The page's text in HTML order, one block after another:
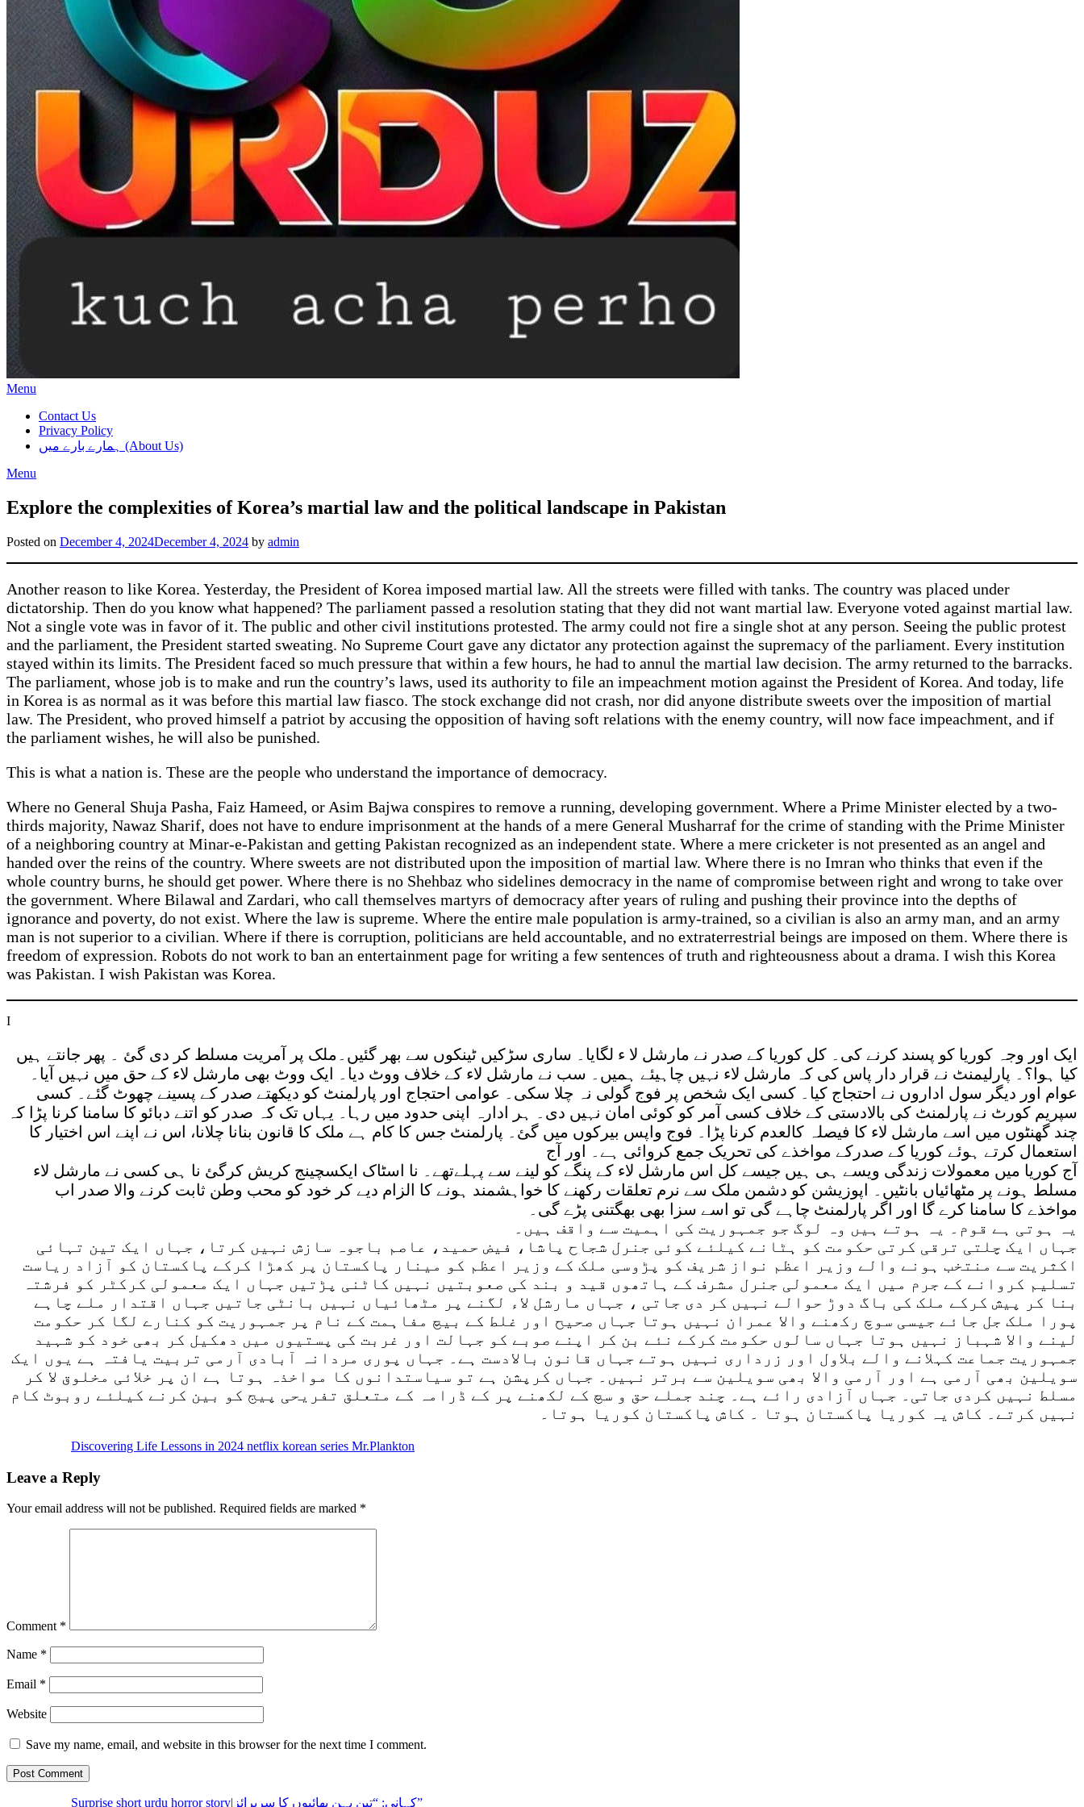
Menu
Contact Us
Privacy Policy
ہمارے بارے میں (About Us)
Menu
Explore the complexities of Korea’s martial law and the political landscape in Pakistan
Posted on December 4, 2024December 4, 2024 by admin
Another reason to like Korea. Yesterday, the President of Korea imposed martial law. All the streets were filled with tanks. The country was placed under
dictatorship. Then do you know what happened? The parliament passed a resolution stating that they did not want martial law. Everyone voted against martial law.
Not a single vote was in favor of it. The public and other civil institutions protested. The army could not fire a single shot at any person. Seeing the public protest
and the parliament, the President started sweating. No Supreme Court gave any dictator any protection against the supremacy of the parliament. Every institution
stayed within its limits. The President faced so much pressure that within a few hours, he had to annul the martial law decision. The army returned to the barracks.
The parliament, whose job is to make and run the country’s laws, used its authority to file an impeachment motion against the President of Korea. And today, life
in Korea is as normal as it was before this martial law fiasco. The stock exchange did not crash, nor did anyone distribute sweets over the imposition of martial
law. The President, who proved himself a patriot by accusing the opposition of having soft relations with the enemy country, will now face impeachment, and if
the parliament wishes, he will also be punished.
This is what a nation is. These are the people who understand the importance of democracy.
Where no General Shuja Pasha, Faiz Hameed, or Asim Bajwa conspires to remove a running, developing government. Where a Prime Minister elected by a two-
thirds majority, Nawaz Sharif, does not have to endure imprisonment at the hands of a mere General Musharraf for the crime of standing with the Prime Minister
of a neighboring country at Minar-e-Pakistan and getting Pakistan recognized as an independent state. Where a mere cricketer is not presented as an angel and
handed over the reins of the country. Where sweets are not distributed upon the imposition of martial law. Where there is no Imran who thinks that even if the
whole country burns, he should get power. Where there is no Shehbaz who sidelines democracy in the name of compromise between right and wrong to take over
the government. Where Bilawal and Zardari, who call themselves martyrs of democracy after years of ruling and pushing their province into the depths of
ignorance and poverty, do not exist. Where the law is supreme. Where the entire male population is army-trained, so a civilian is also an army man, and an army
man is not superior to a civilian. Where if there is corruption, politicians are held accountable, and no extraterrestrial beings are imposed on them. Where there is
freedom of expression. Robots do not work to ban an entertainment page for writing a few sentences of truth and righteousness about a drama. I wish this Korea
was Pakistan. I wish Pakistan was Korea.
I
ایک اور وجہ کوریا کو پسند کرنے کی۔ کل کوریا کے صدر نے مارشل لا ء لگایا۔ ساری سڑکیں ٹینکوں سے بھر گئیں۔ملک پر آمریت مسلط کر دی گئ ۔ پھر جانتے ہیں
کیا ہوا؟۔ پارلیمنٹ نے قرار دار پاس کی کہ مارشل لاء نہیں چاہیئے ہمیں۔ سب نے مارشل لاء کے خلاف ووٹ دیا۔ ایک ووٹ بھی مارشل لاء کے حق میں نہیں آیا۔
عوام اور دیگر سول اداروں نے احتجاج کیا۔ کسی ایک شخص پر فوج گولی نہ چلا سکی۔ عوامی احتجاج اور پارلمنٹ کو دیکھتے صدر کے پسینے چھوٹ گئے۔ کسی
سپریم کورٹ نے پارلمنٹ کی بالادستی کے خلاف کسی آمر کو کوئی امان نہیں دی۔ ہر ادارہ اپنی حدود میں رہا۔ یہاں تک کہ صدر کو اتنے دبائو کا سامنا کرنا پڑا کہ
چند گھنٹوں میں اسے مارشل لاء کا فیصلہ کالعدم کرنا پڑا۔ فوج واپس بیرکوں میں گئ۔ پارلمنٹ جس کا کام ہے ملک کا قانون بنانا چلانا، اس نے اپنے اس اختیار کا
استعمال کرتے ہوئے کوریا کے صدرکے مواخذے کی تحریک جمع کروائی ہے۔ اور آج
آج کوریا میں معمولات زندگی ویسے ہی ہیں جیسے کل اس مارشل لاء کے پنگے کو لینے سے پہلےتھے۔ نا اسٹاک ایکسچینج کریش کرگئ نا ہی کسی نے مارشل لاء
مسلط ہونے پر مٹھائیاں بانٹیں۔ اپوزیشن کو دشمن ملک سے نرم تعلقات رکھنے کا خواہشمند ہونے کا الزام دیے کر خود کو محب وطن ثابت کرنے والا صدر اب
مواخذے کا سامنا کرے گا اور اگر پارلمنٹ چاہے گی تو اسے سزا بھی بھگتنی پڑے گی۔
یہ ہوتی ہے قوم۔ یہ ہوتے ہیں وہ لوگ جو جمہوریت کی اہمیت سے واقف ہیں۔
جہاں ایک چلتی ترقی کرتی حکومت کو ہٹانے کیلئے کوئی جنرل شجاح پاشا، فیض حمید، عاصم باجوہ سازش نہیں کرتا، جہاں ایک تین تہائی
اکثریت سے منتخب ہونے والے وزیر اعظم نواز شریف کو پڑوسی ملک کے وزیر اعظم کو مینار پاکستان پر کھڑا کرکے پاکستان کو آزاد ریاست
تسلیم کروانے کے جرم میں ایک معمولی جنرل مشرف کے ہاتھوں قید و بند کی صعوبتیں نہیں کاٹنی پڑتیں جہاں ایک معمولی کرکٹر کو فرشتہ
بنا کر پیش کرکے ملک کی باگ دوڑ حوالے نہیں کر دی جاتی ، جہاں مارشل لاء لگنے پر مٹھائیاں نہیں بانٹی جاتیں جہاں اقتدار ملے چاہے
پورا ملک جل جائے جیسی سوچ رکھنے والا عمران نہیں ہوتا جہاں صحیح اور غلط کے بیچ مفاہمت کے نام پر جمہوریت کو کنارے لگا کر حکومت
لینے والا شہباز نہیں ہوتا جہاں سالوں حکومت کرکے نئے بن کر اپنے صوبے کو جہالت اور غربت کی پستیوں میں دھکیل کر بھی خود کو شہید
جمہوریت جماعت کہلانے والے بلاول اور زرداری نہیں ہوتے جہاں قانون بالادست ہے۔ جہاں پوری مردانہ آبادی آرمی تربیت یافتہ ہے یوں ایک
سویلین بھی آرمی ہے اور آرمی والا بھی سویلین سے برتر نہیں۔ جہاں کرپشن ہے تو سیاستدانوں کا مواخذہ ہوتا ہے ان پر خلائی مخلوق لا کر
مسلط نہیں کردی جاتی۔ جہاں آزادی رائے ہے۔ چند جملے حق و سچ کے لکھنے پر کے ڈرامہ کے متعلق تفریحی پیج کو بین کرنے کیلئے روبوٹ کام
نہیں کرتے۔ کاش یہ کوریا پاکستان ہوتا ۔ کاش پاکستان کوریا ہوتا۔
Discovering Life Lessons in 2024 netflix korean series Mr.Plankton
Leave a Reply
Your email address will not be published. Required fields are marked *
Comment *
Name *
Email *
Website
Save my name, email, and website in this browser for the next time I comment.
Surprise short urdu horror story|کہانی: “تین بہن بھائیوں کا سرپرائز”